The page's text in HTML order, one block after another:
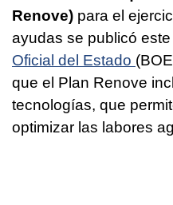
Renove) para el
ayudas se publicó
Oficial del Estado
que el Plan Renove
tecnologías, que
optimizar las labores